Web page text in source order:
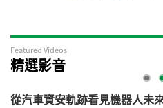
Featured Videos
精選影音
從汽車資安軌跡看見機器人未